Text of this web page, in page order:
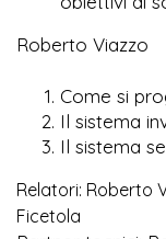
Roberto Viazzo
Come si
Il sistema
Il sistema
Relatori: Roberto
Ficetola